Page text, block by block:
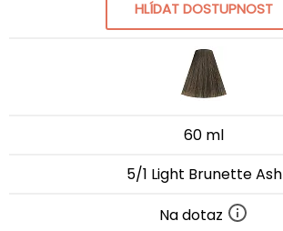
HLÍDAT DOSTUPNOST
60 ml
5/1 Light Brunette Ash
Na dotaz